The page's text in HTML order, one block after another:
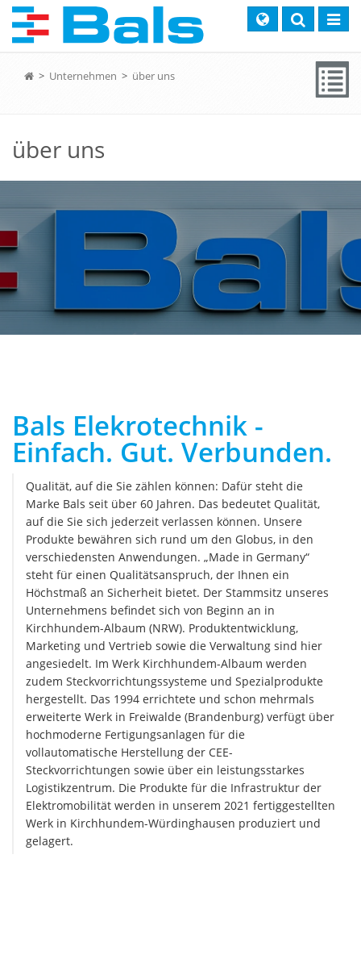
Toggle
Search
> Unternehmen > über uns
über uns
Bals Elekrotechnik -
Einfach. Gut. Verbunden.
Qualität, auf die Sie zählen können: Dafür steht die
Marke Bals seit über 60 Jahren. Das bedeutet Qualität,
auf die Sie sich jederzeit verlassen können. Unsere
Produkte bewähren sich rund um den Globus, in den
verschiedensten Anwendungen. „Made in Germany“
steht für einen Qualitätsanspruch, der Ihnen ein
Höchstmaß an Sicherheit bietet. Der Stammsitz unseres
Unternehmens befindet sich von Beginn an in
Kirchhundem-Albaum (NRW). Produktentwicklung,
Marketing und Vertrieb sowie die Verwaltung sind hier
angesiedelt. Im Werk Kirchhundem-Albaum werden
zudem Steckvorrichtungssysteme und Spezialprodukte
hergestellt. Das 1994 errichtete und schon mehrmals
erweiterte Werk in Freiwalde (Brandenburg) verfügt über
hochmoderne Fertigungsanlagen für die
vollautomatische Herstellung der CEE-
Steckvorrichtungen sowie über ein leistungsstarkes
Logistikzentrum. Die Produkte für die Infrastruktur der
Elektromobilität werden in unserem 2021 fertiggestellten
Werk in Kirchhundem-Würdinghausen produziert und
gelagert.